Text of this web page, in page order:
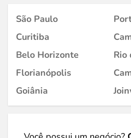
São Paulo
Curitiba
Belo Horizonte
Rio
Florianópolis
Goiânia